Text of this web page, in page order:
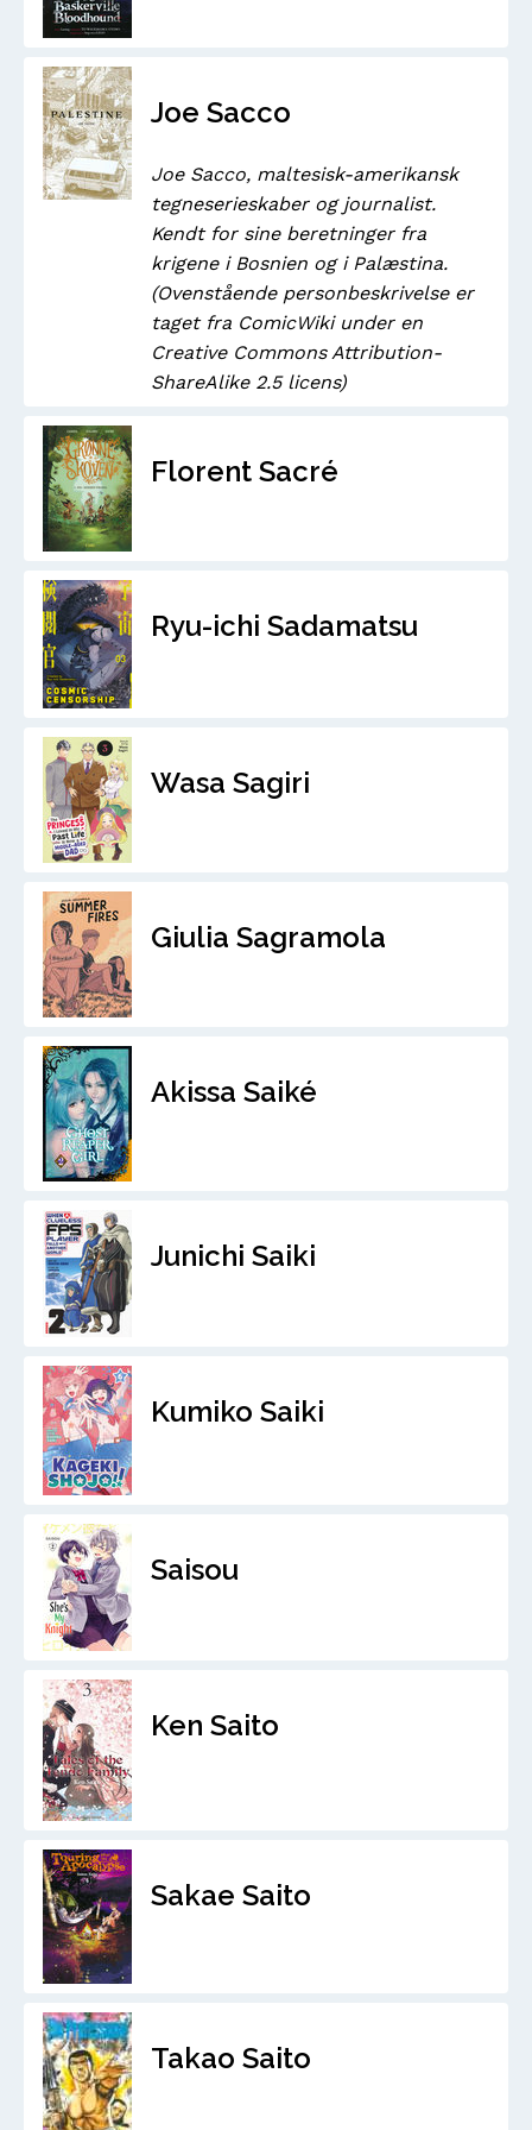
Joe Sacco
Joe Sacco, maltesisk-amerikansk
tegneserieskaber og journalist.
Kendt for sine beretninger fra
krigene i Bosnien og i Palæstina.
(Ovenstående personbeskrivelse er
taget fra ComicWiki under en
Creative Commons Attribution-
ShareAlike 2.5 licens)
Florent Sacré
Ryu-ichi Sadamatsu
Wasa Sagiri
Giulia Sagramola
Akissa Saiké
Junichi Saiki
Kumiko Saiki
Saisou
Ken Saito
Sakae Saito
Takao Saito